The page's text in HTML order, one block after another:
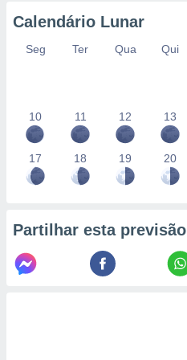
Calendário Lunar
Seg Ter Qua Qui
10 11 12 13
17 18 19 20
Partilhar esta previsão